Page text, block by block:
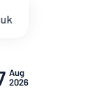
Aug
2026